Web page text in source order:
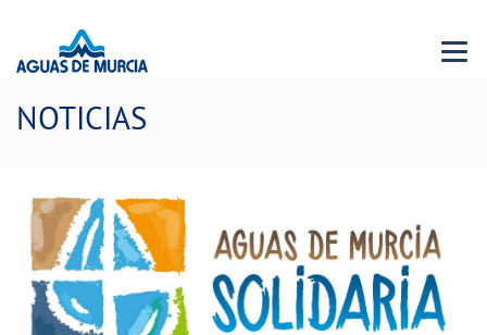
Menu
NOTICIAS